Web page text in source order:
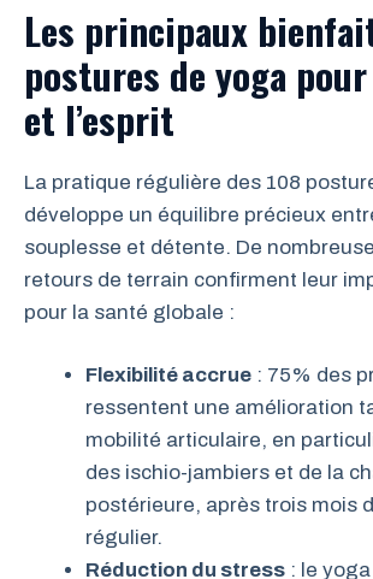
Les principaux
postures de yoga
et l’esprit
La pratique régulière des 108
développe un équilibre précieux
souplesse et détente. De
retours de terrain confirment leur
pour la santé globale :
Flexibilité accrue : 75% des
ressentent une amélioration
mobilité articulaire, en
des ischio-jambiers et de la
postérieure, après trois mois
régulier.
Réduction du stress : le